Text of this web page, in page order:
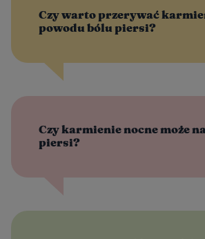
Czy warto przerywać
powodu bólu piersi?
Czy karmienie nocne może
piersi?